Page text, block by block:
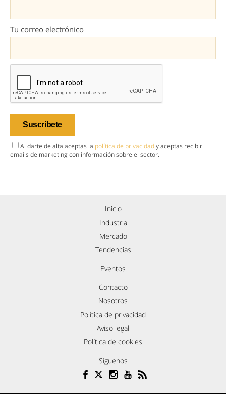
Tu correo electrónico
Al darte de alta aceptas la política de privacidady aceptas recibir
emails de marketing con información sobre el sector.
Inicio
Industria
Mercado
Tendencias
Eventos
Contacto
Nosotros
Política de privacidad
Aviso legal
Política de cookies
Síguenos